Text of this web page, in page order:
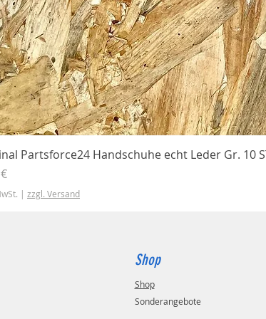
Partsforce24 Handschuhe echt Leder Gr. 10
| zzgl. Versand
Shop
Shop
Sonderangebote